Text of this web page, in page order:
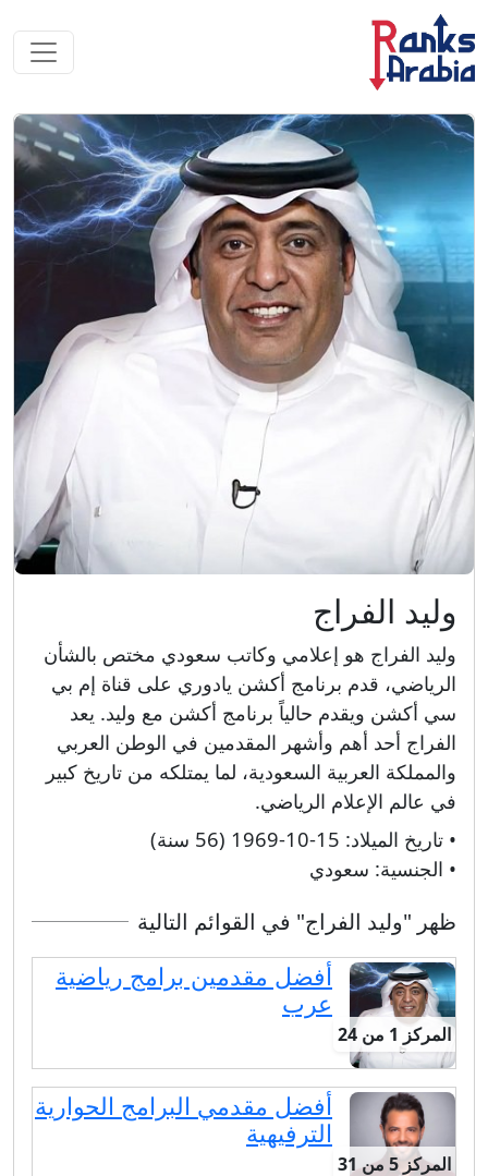
وليد الفراج
وليد الفراج هو إعلامي وكاتب سعودي مختص بالشأن
الرياضي، قدم برنامج أكشن يادوري على قناة إم بي
سي أكشن ويقدم حالياً برنامج أكشن مع وليد. يعد
الفراج أحد أهم وأشهر المقدمين في الوطن العربي
والمملكة العربية السعودية، لما يمتلكه من تاريخ كبير
في عالم الإعلام الرياضي.
• تاريخ الميلاد: 15-10-1969 (56 سنة)
• الجنسية: سعودي
ظهر "وليد الفراج" في القوائم التالية
المركز 1 من 24
أفضل مقدمين برامج رياضية
عرب
المركز 5 من 31
أفضل مقدمي البرامج الحوارية
الترفيهية